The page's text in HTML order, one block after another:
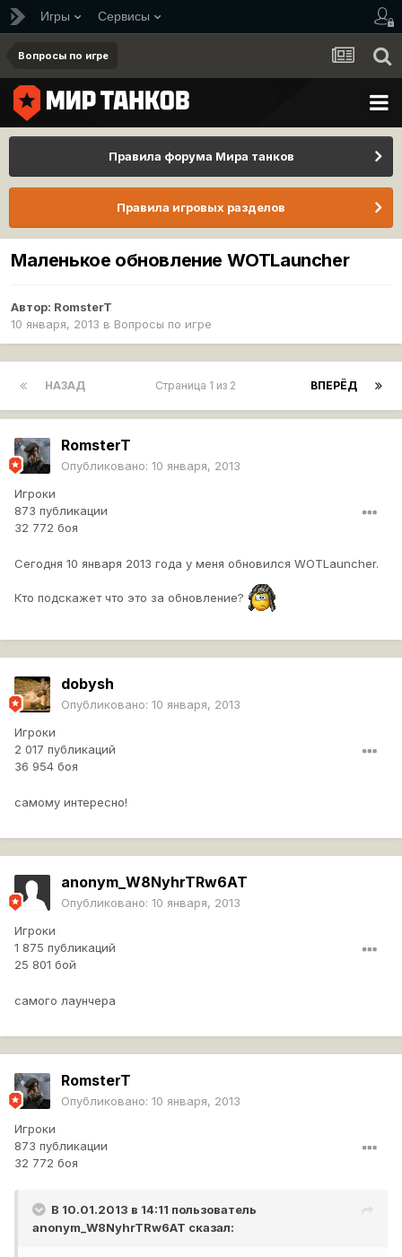
Игры Сервисы
Вопросы по игре
Правила форума Мира танков
Правила игровых разделов
Маленькое обновление WOTLauncher
Автор: RomsterT
10 января, 2013 в Вопросы по игре
НАЗАД ВПЕРЁД
Страница 1 из 2
RomsterT
Опубликовано: 10 января, 2013
Игроки
873 публикации
32 772 боя
Сегодня 10 января 2013 года у меня обновился WOTLauncher.
Кто подскажет что это за обновление?
dobysh
Опубликовано: 10 января, 2013
Игроки
2 017 публикаций
36 954 боя
самому интересно!
anonym_W8NyhrTRw6AT
Опубликовано: 10 января, 2013
Игроки
1 875 публикаций
25 801 бой
самого лаунчера
RomsterT
Опубликовано: 10 января, 2013
Игроки
873 публикации
32 772 боя
В 10.01.2013 в 14:11 пользователь
anonym_W8NyhrTRw6AT сказал: